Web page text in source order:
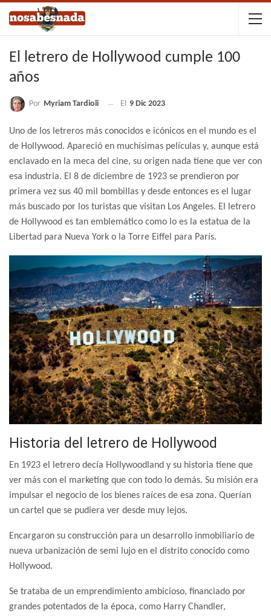
El letrero de Hollywood cumple 100
años
Por Myriam Tardioli El 9 Dic 2023
Uno de los letreros más conocidos e icónicos en el mundo es el
de Hollywood. Apareció en muchísimas películas y, aunque está
enclavado en la meca del cine, su origen nada tiene que ver con
esa industria. El 8 de diciembre de 1923 se prendieron por
primera vez sus 40 mil bombillas y desde entonces es el lugar
más buscado por los turistas que visitan Los Angeles. El letrero
de Hollywood es tan emblemático como lo es la estatua de la
Libertad para Nueva York o la Torre Eiffel para París.
Historia del letrero de Hollywood
En 1923 el letrero decía Hollywoodland y su historia tiene que
ver más con el marketing que con todo lo demás. Su misión era
impulsar el negocio de los bienes raíces de esa zona. Querían
un cartel que se pudiera ver desde muy lejos.
Encargaron su construcción para un desarrollo inmobiliario de
nueva urbanización de semi lujo en el distrito conocido como
Hollywood.
Se trataba de un emprendimiento ambicioso, financiado por
grandes potentados de la época, como Harry Chandler,